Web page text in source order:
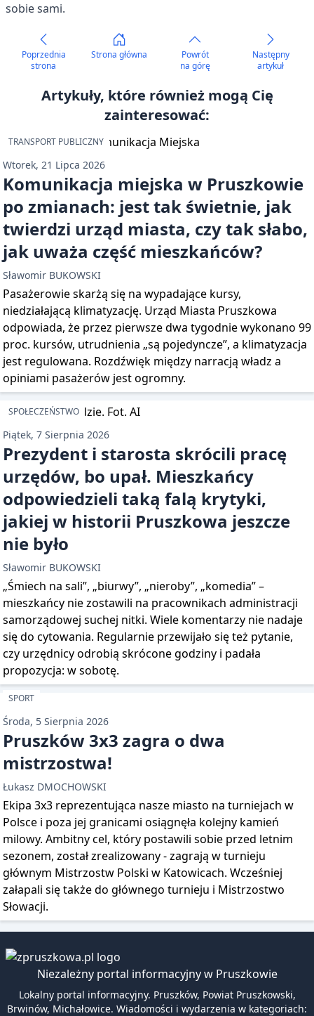
sobie sami.
Poprzednia
strona
Strona główna
Powrót
na górę
Następny
artykuł
Artykuły, które również mogą Cię
zainteresować:
TRANSPORT PUBLICZNY
Wtorek, 21 Lipca 2026
Komunikacja miejska w Pruszkowie
po zmianach: jest tak świetnie, jak
twierdzi urząd miasta, czy tak słabo,
jak uważa część mieszkańców?
Sławomir BUKOWSKI
Pasażerowie skarżą się na wypadające kursy,
niedziałającą klimatyzację. Urząd Miasta Pruszkowa
odpowiada, że przez pierwsze dwa tygodnie wykonano 99
proc. kursów, utrudnienia „są pojedyncze”, a klimatyzacja
jest regulowana. Rozdźwięk między narracją władz a
opiniami pasażerów jest ogromny.
SPOŁECZEŃSTWO
Piątek, 7 Sierpnia 2026
Prezydent i starosta skrócili pracę
urzędów, bo upał. Mieszkańcy
odpowiedzieli taką falą krytyki,
jakiej w historii Pruszkowa jeszcze
nie było
Sławomir BUKOWSKI
„Śmiech na sali”, „biurwy”, „nieroby”, „komedia” –
mieszkańcy nie zostawili na pracownikach administracji
samorządowej suchej nitki. Wiele komentarzy nie nadaje
się do cytowania. Regularnie przewijało się też pytanie,
czy urzędnicy odrobią skrócone godziny i padała
propozycja: w sobotę.
SPORT
Środa, 5 Sierpnia 2026
Pruszków 3x3 zagra o dwa
mistrzostwa!
Łukasz DMOCHOWSKI
Ekipa 3x3 reprezentująca nasze miasto na turniejach w
Polsce i poza jej granicami osiągnęła kolejny kamień
milowy. Ambitny cel, który postawili sobie przed letnim
sezonem, został zrealizowany - zagrają w turnieju
głównym Mistrzostw Polski w Katowicach. Wcześniej
załapali się także do głównego turnieju i Mistrzostwo
Słowacji.
Niezależny portal informacyjny w Pruszkowie
Lokalny portal informacyjny. Pruszków, Powiat Pruszkowski,
Brwinów, Michałowice. Wiadomości i wydarzenia w kategoriach: